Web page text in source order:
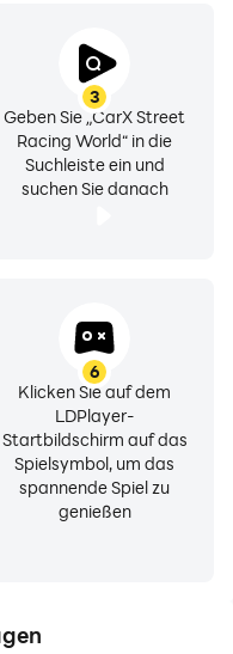
3
Geben Sie „CarX Street
Racing World“ in die
Suchleiste ein und
suchen Sie danach
6
Klicken Sie auf dem
LDPlayer-
Startbildschirm auf das
Spielsymbol, um das
spannende Spiel zu
genießen